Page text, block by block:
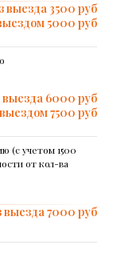
выезда 3500 руб
5000 руб
выезда 6000 руб
7500 руб
(с учетом 1500
от кол-ва
выезда 7000 руб